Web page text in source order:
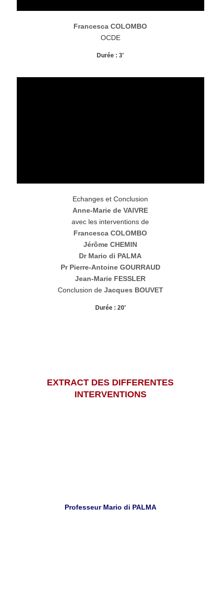
Francesca COLOMBO
OCDE
Durée : 3′
Echanges et Conclusion
Anne-Marie de VAIVRE
avec les interventions de
Francesca COLOMBO
Jérôme CHEMIN
Dr Mario di PALMA
Pr Pierre-Antoine GOURRAUD
Jean-Marie FESSLER
Conclusion de Jacques BOUVET
Durée : 20′
EXTRACT DES DIFFERENTES
INTERVENTIONS
Professeur Mario di PALMA